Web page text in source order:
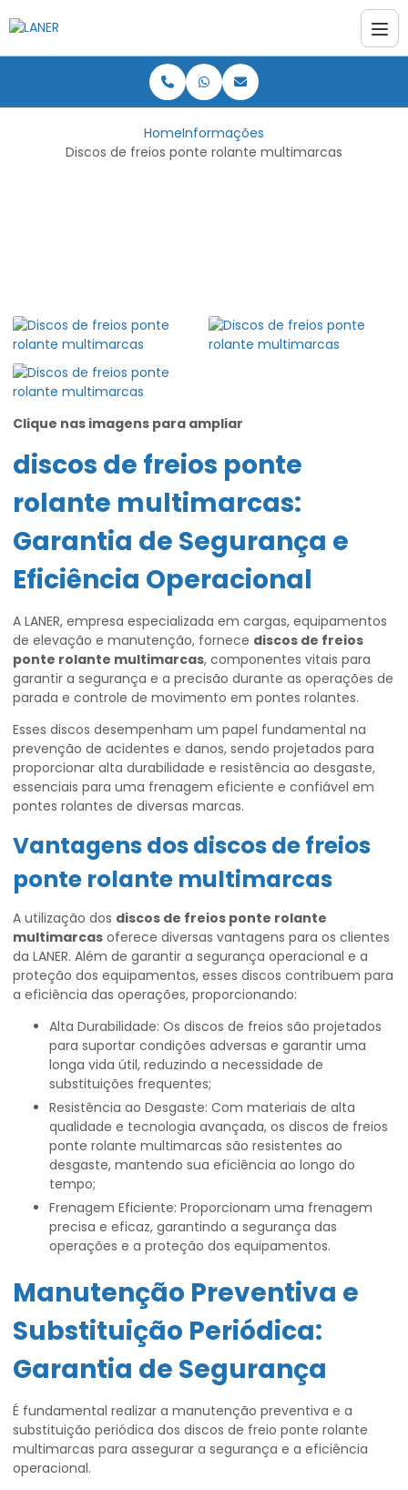
HomeInformações
Discos de freios ponte rolante multimarcas
Clique nas imagens para ampliar
discos de freios ponte
rolante multimarcas:
Garantia de Segurança e
Eficiência Operacional
A LANER, empresa especializada em cargas, equipamentos
de elevação e manutenção, fornece discos de freios
ponte rolante multimarcas, componentes vitais para
garantir a segurança e a precisão durante as operações de
parada e controle de movimento em pontes rolantes.
Esses discos desempenham um papel fundamental na
prevenção de acidentes e danos, sendo projetados para
proporcionar alta durabilidade e resistência ao desgaste,
essenciais para uma frenagem eficiente e confiável em
pontes rolantes de diversas marcas.
Vantagens dosdiscos de freios
ponte rolante multimarcas
A utilização dos discos de freios ponte rolante
multimarcas oferece diversas vantagens para os clientes
da LANER. Além de garantir a segurança operacional e a
proteção dos equipamentos, esses discos contribuem para
a eficiência das operações, proporcionando:
Alta Durabilidade: Os discos de freios são projetados
para suportar condições adversas e garantir uma
longa vida útil, reduzindo a necessidade de
substituições frequentes;
Resistência ao Desgaste: Com materiais de alta
qualidade e tecnologia avançada, os discos de freios
ponte rolante multimarcas são resistentes ao
desgaste, mantendo sua eficiência ao longo do
tempo;
Frenagem Eficiente: Proporcionam uma frenagem
precisa e eficaz, garantindo a segurança das
operações e a proteção dos equipamentos.
Manutenção Preventiva e
Substituição Periódica:
Garantia de Segurança
É fundamental realizar a manutenção preventiva e a
substituição periódica dos discos de freio ponte rolante
multimarcas para assegurar a segurança e a eficiência
operacional.